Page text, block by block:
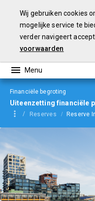
Wij gebruiken cookies
mogelijke service te
verder navigeert
voorwaarden
Financiële begroting
Uiteenzetting financiële
Reserves Reserve